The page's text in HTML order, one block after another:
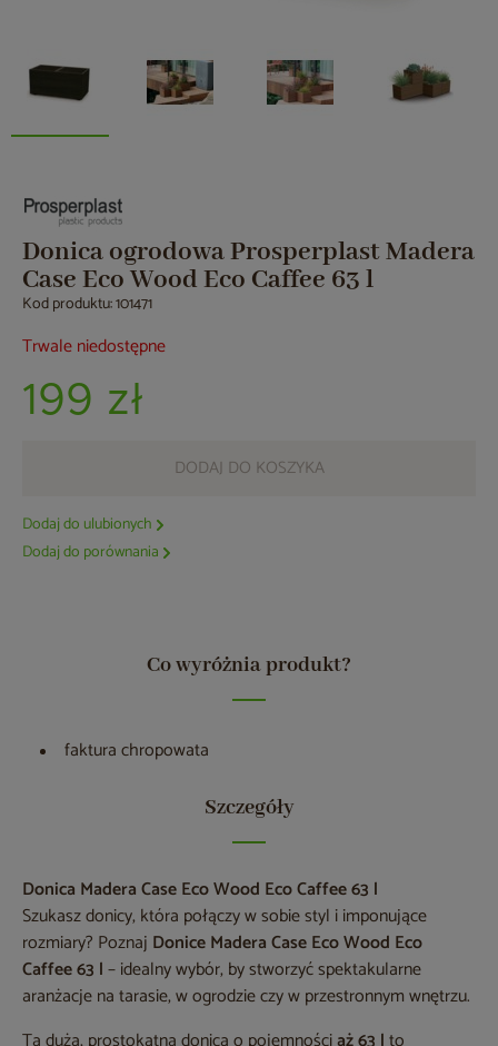
Donica ogrodowa Prosperplast Madera
Case Eco Wood Eco Caffee 63 l
Kod produktu: 101471
Trwale niedostępne
199 zł
DODAJ DO KOSZYKA
Dodaj do ulubionych
Dodaj do porównania
Co wyróżnia produkt?
faktura chropowata
Szczegóły
Donica Madera Case Eco Wood Eco Caffee 63 l
Szukasz donicy, która połączy w sobie styl i imponujące
rozmiary? Poznaj Donice Madera Case Eco Wood Eco
Caffee 63 l– idealny wybór, by stworzyć spektakularne
aranżacje na tarasie, w ogrodzie czy w przestronnym wnętrzu.